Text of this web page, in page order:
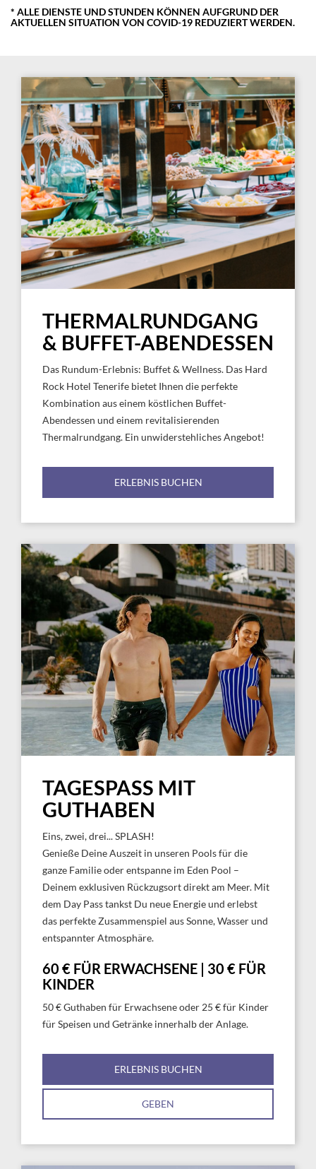
* ALLE DIENSTE UND STUNDEN KÖNNEN AUFGRUND DER
AKTUELLEN SITUATION VON COVID-19 REDUZIERT WERDEN.
THERMALRUNDGANG
& BUFFET-ABENDESSEN
Das Rundum-Erlebnis: Buffet & Wellness. Das Hard
Rock Hotel Tenerife bietet Ihnen die perfekte
Kombination aus einem köstlichen Buffet-
Abendessen und einem revitalisierenden
Thermalrundgang. Ein unwiderstehliches Angebot!
ERLEBNIS BUCHEN
TAGESPASS MIT
GUTHABEN
Eins, zwei, drei... SPLASH!
Genieße Deine Auszeit in unseren Pools für die
ganze Familie oder entspanne im Eden Pool –
Deinem exklusiven Rückzugsort direkt am Meer. Mit
dem Day Pass tankst Du neue Energie und erlebst
das perfekte Zusammenspiel aus Sonne, Wasser und
entspannter Atmosphäre.
60 € FÜR ERWACHSENE | 30 € FÜR
KINDER
50 € Guthaben für Erwachsene oder 25 € für Kinder
für Speisen und Getränke innerhalb der Anlage.
ERLEBNIS BUCHEN
GEBEN